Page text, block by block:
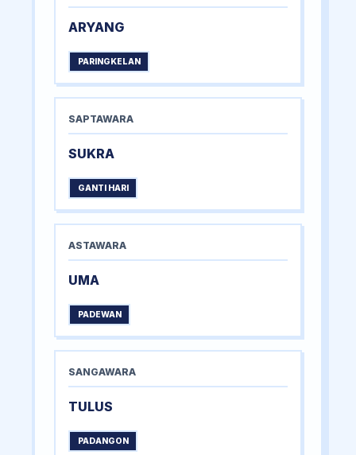
ARYANG
PARINGKELAN
SAPTAWARA
SUKRA
GANTI HARI
ASTAWARA
UMA
PADEWAN
SANGAWARA
TULUS
PADANGON